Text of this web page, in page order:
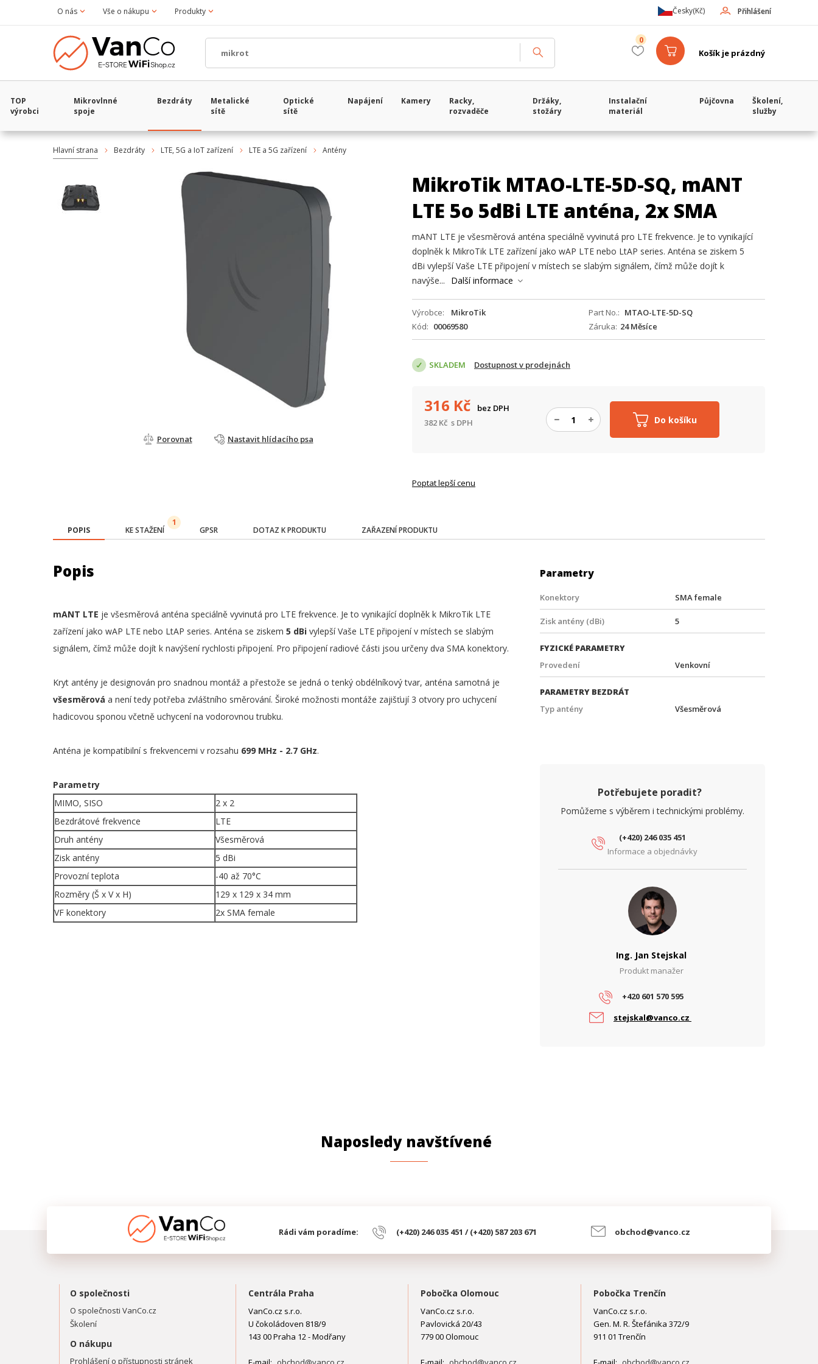
O nás Vše o nákupu Produkty Přihlášení
Česky(Kč)
Košík je prázdný
0
TOP
výrobci
Mikrovlnné
spoje
Bezdráty
Metalické
sítě
Optické
sítě
Napájení Kamery
Racky,
rozvaděče
Držáky,
stožáry
Instalační
materiál
Půjčovna
Školení,
služby
Hlavní strana Bezdráty LTE, 5G a IoT zařízení LTE a 5G zařízení Antény
Porovnat Nastavit hlídacího psa
MikroTik MTAO-LTE-5D-SQ, mANT
LTE 5o 5dBi LTE anténa, 2x SMA
mANT LTE je všesměrová anténa speciálně vyvinutá pro LTE frekvence. Je to vynikající
doplněk k MikroTik LTE zařízení jako wAP LTE nebo LtAP series. Anténa se ziskem 5
dBi vylepší Vaše LTE připojení v místech se slabým signálem, čímž může dojít k
navýše...
Další informace
Výrobce MikroTik Part No.
MTAO-LTE-5D-SQ
Kód
00069580 Záruka 24 Měsíce
SKLADEM Dostupnost v prodejnách
Do košíku
316 Kč
bez DPH
382 Kč s DPH
Poptat lepší cenu
POPIS KE STAŽENÍ
1
GPSR DOTAZ K PRODUKTU ZAŘAZENÍ PRODUKTU
Popis
mANT LTE je všesměrová anténa speciálně vyvinutá pro LTE frekvence. Je to vynikající doplněk k MikroTik LTE
zařízení jako wAP LTE nebo LtAP series. Anténa se ziskem 5 dBi vylepší Vaše LTE připojení v místech se slabým
signálem, čímž může dojít k navýšení rychlosti připojení. Pro připojení radiové části jsou určeny dva SMA konektory.
Kryt antény je designován pro snadnou montáž a přestože se jedná o tenký obdélníkový tvar, anténa samotná je
všesměrová a není tedy potřeba zvláštního směrování. Široké možnosti montáže zajišťují 3 otvory pro uchycení
hadicovou sponou včetně uchycení na vodorovnou trubku.
Anténa je kompatibilní s frekvencemi v rozsahu 699 MHz - 2.7 GHz.
Parametry
MIMO, SISO
2 x 2
Bezdrátové frekvence
LTE
Druh antény
Všesměrová
Zisk antény
5 dBi
Provozní teplota
-40 až 70°C
Rozměry (Š x V x H)
129 x 129 x 34 mm
VF konektory
2x SMA female
Parametry
Konektory SMA female
Zisk antény (dBi) 5
FYZICKÉ PARAMETRY
Provedení
Venkovní
PARAMETRY BEZDRÁT
Typ antény
Všesměrová
Potřebujete poradit?
Pomůžeme s výběrem i technickými problémy.
(+420) 246 035 451
Informace a objednávky
Ing. Jan Stejskal
Produkt manažer
+420 601 570 595
stejskal@vanco.cz
Naposledy navštívené
Rádi vám poradíme: (+420) 246 035 451 / (+420) 587 203 671 obchod@vanco.cz
O společnosti
O společnosti VanCo.cz
Školení
O nákupu
Prohlášení o přístupnosti stránek
Centrála Praha
VanCo.cz s.r.o.
U čokoládoven 818/9
143 00 Praha 12 - Modřany
Pobočka Olomouc
VanCo.cz s.r.o.
Pavlovická 20/43
779 00 Olomouc
Pobočka Trenčín
VanCo.cz s.r.o.
Gen. M. R. Štefánika 372/9
911 01 Trenčín